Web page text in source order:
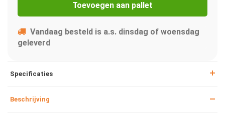
Toevoegen aan pallet
Vandaag besteld is a.s. dinsdag of woensdag
geleverd
Specificaties
Beschrijving